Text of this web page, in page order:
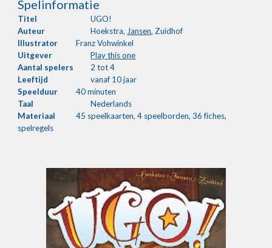
Spelinformatie
Titel
UGO!
Auteur
Hoekstra, Jansen, Zuidhof
Illustrator
Franz Vohwinkel
Uitgever
Play this one
Aantal spelers
2 tot 4
Leeftijd
vanaf 10 jaar
Speelduur
40 minuten
Taal
Nederlands
Materiaal
45 speelkaarten, 4 speelborden, 36 fiches,
spelregels